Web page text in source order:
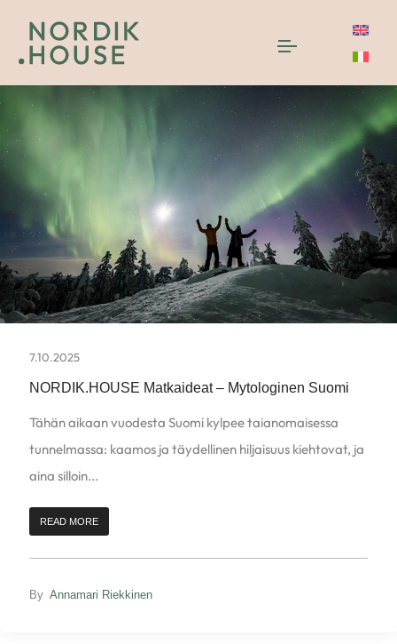
7.10.2025
NORDIK.HOUSE Matkaideat – Mytologinen Suomi
Tähän aikaan vuodesta Suomi kylpee taianomaisessa
tunnelmassa: kaamos ja täydellinen hiljaisuus kiehtovat, ja
aina silloin...
READ MORE
By Annamari Riekkinen